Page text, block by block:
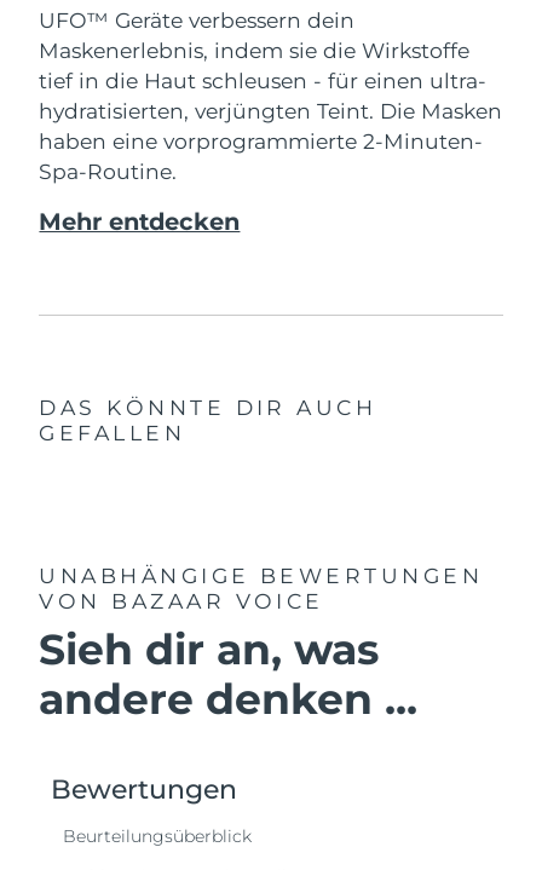
UFO™ Geräte verbessern dein
Maskenerlebnis, indem sie die Wirkstoffe
tief in die Haut schleusen - für einen ultra-
hydratisierten, verjüngten Teint. Die Masken
haben eine vorprogrammierte 2-Minuten-
Spa-Routine.
Mehr entdecken
DAS KÖNNTE DIR AUCH
GEFALLEN
UNABHÄNGIGE BEWERTUNGEN
VON BAZAAR VOICE
Sieh dir an, was
andere denken ...